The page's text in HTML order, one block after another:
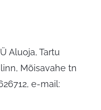
Aluoja, Tartu
Mõisavahe tn
e-mail: